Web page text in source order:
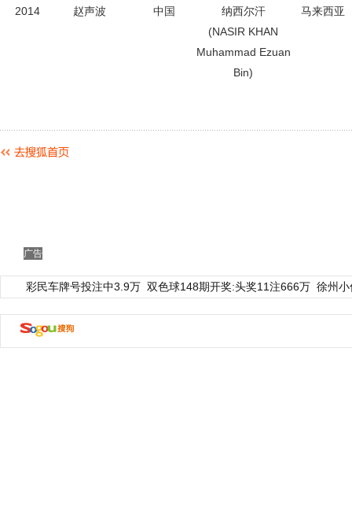
2014
赵声波 中国
纳西尔汗
(NASIR KHAN
Muhammad Ezuan
Bin)
马来西亚
广告
彩民车牌号投注中3.9万 双色球148期开奖:头奖11注666万 徐州